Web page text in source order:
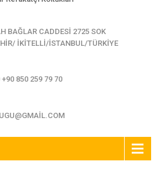
BAĞLAR CADDESİ 2725 SOK
İKİTELLİ/İSTANBUL/TÜRKİYE
850 259 79 70